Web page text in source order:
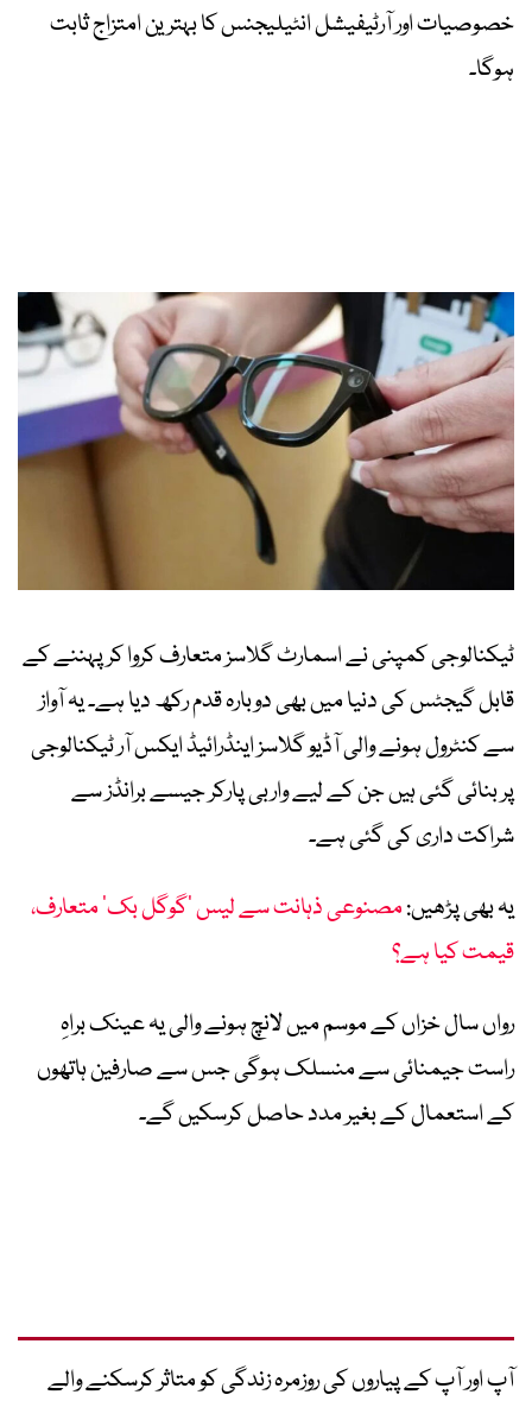
خصوصیات اور آرٹیفیشل انٹیلیجنس کا بہترین امتزاج ثابت
ہوگا۔
ٹیکنالوجی کمپنی نے اسمارٹ گلاسز متعارف کروا کر پہننے کے
قابل گیجٹس کی دنیا میں بھی دوبارہ قدم رکھ دیا ہے۔ یہ آواز
سے کنٹرول ہونے والی آڈیو گلاسز اینڈرائیڈ ایکس آر ٹیکنالوجی
پر بنائی گئی ہیں جن کے لیے واربی پارکر جیسے برانڈز سے
شراکت داری کی گئی ہے۔
یہ بھی پڑھیں:مصنوعی ذہانت سے لیس ’گوگل بک‘ متعارف،
قیمت کیا ہے؟
رواں سال خزاں کے موسم میں لانچ ہونے والی یہ عینک براہِ
راست جیمنائی سے منسلک ہوگی جس سے صارفین ہاتھوں
کے استعمال کے بغیر مدد حاصل کرسکیں گے۔
آپ اور آپ کے پیاروں کی روزمرہ زندگی کو متاثر کرسکنے والے